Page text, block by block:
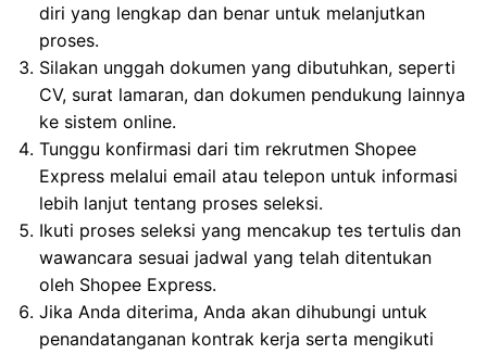
diri yang lengkap dan benar untuk melanjutkan
proses.
Silakan unggah dokumen yang dibutuhkan, seperti
CV, surat lamaran, dan dokumen pendukung lainnya
ke sistem online.
Tunggu konfirmasi dari tim rekrutmen Shopee
Express melalui email atau telepon untuk informasi
lebih lanjut tentang proses seleksi.
Ikuti proses seleksi yang mencakup tes tertulis dan
wawancara sesuai jadwal yang telah ditentukan
oleh Shopee Express.
Jika Anda diterima, Anda akan dihubungi untuk
penandatanganan kontrak kerja serta mengikuti